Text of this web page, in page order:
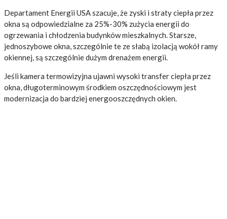
Departament Energii USA szacuje, że zyski i straty ciepła przez
okna są odpowiedzialne za 25%-30% zużycia energii do
ogrzewania i chłodzenia budynków mieszkalnych. Starsze,
jednoszybowe okna, szczególnie te ze słabą izolacją wokół ramy
okiennej, są szczególnie dużym drenażem energii.
Jeśli kamera termowizyjna ujawni wysoki transfer ciepła przez
okna, długoterminowym środkiem oszczędnościowym jest
modernizacja do bardziej energooszczędnych okien.